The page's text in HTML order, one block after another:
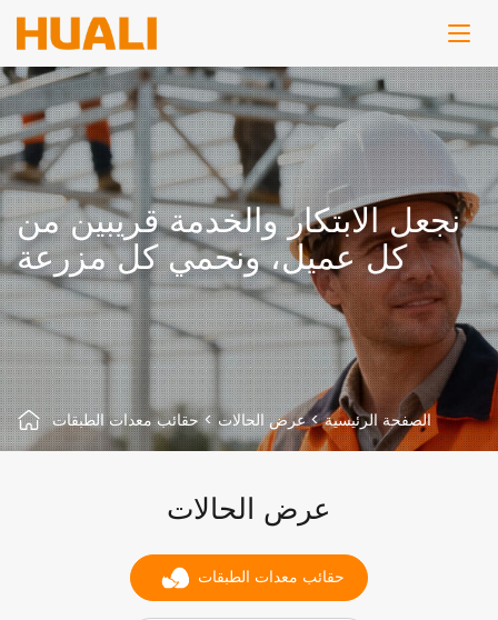
نجعل الابتكار والخدمة قريبين من
كل عميل، ونحمي كل مزرعة
الصفحة الرئيسية>عرض الحالات>حقائب معدات الطبقات
عرض الحالات
حقائب معدات الطبقات